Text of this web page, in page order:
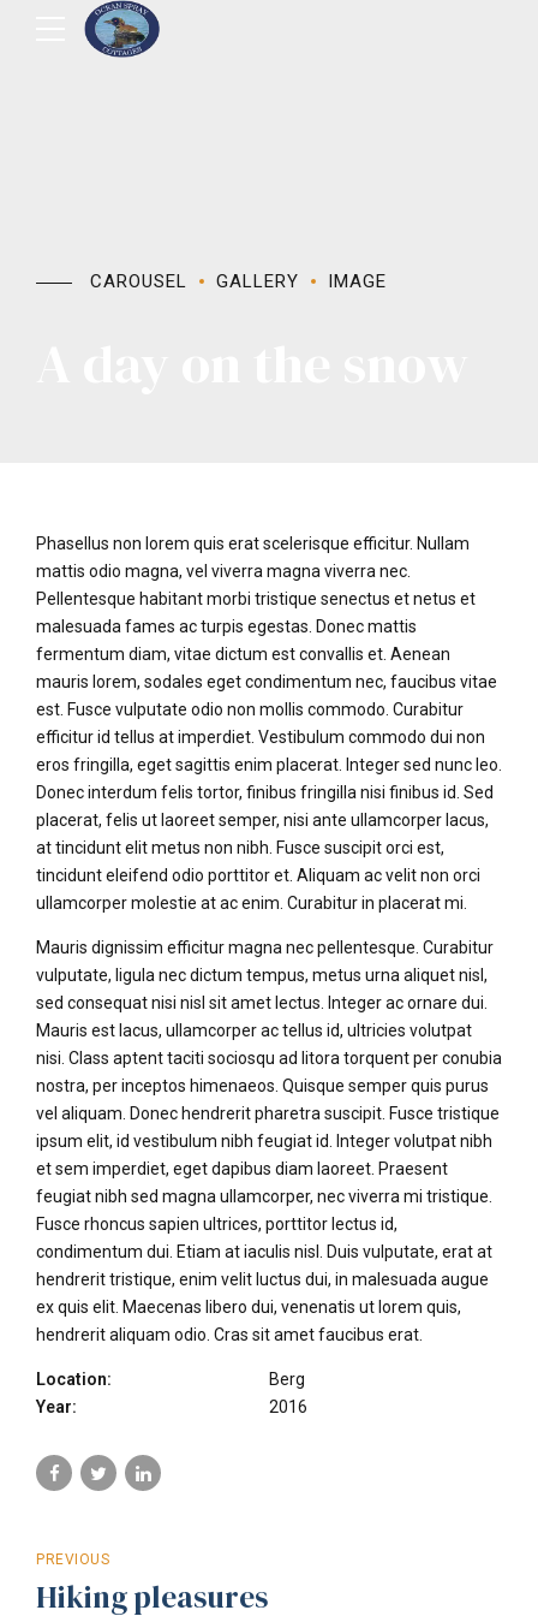
CAROUSEL GALLERY IMAGE
Phasellus non lorem quis erat scelerisque efficitur. Nullam
mattis odio magna, vel viverra magna viverra nec.
Pellentesque habitant morbi tristique senectus et netus et
malesuada fames ac turpis egestas. Donec mattis
fermentum diam, vitae dictum est convallis et. Aenean
mauris lorem, sodales eget condimentum nec, faucibus vitae
est. Fusce vulputate odio non mollis commodo. Curabitur
efficitur id tellus at imperdiet. Vestibulum commodo dui non
eros fringilla, eget sagittis enim placerat. Integer sed nunc leo.
Donec interdum felis tortor, finibus fringilla nisi finibus id. Sed
placerat, felis ut laoreet semper, nisi ante ullamcorper lacus,
at tincidunt elit metus non nibh. Fusce suscipit orci est,
tincidunt eleifend odio porttitor et. Aliquam ac velit non orci
ullamcorper molestie at ac enim. Curabitur in placerat mi.
Mauris dignissim efficitur magna nec pellentesque. Curabitur
vulputate, ligula nec dictum tempus, metus urna aliquet nisl,
sed consequat nisi nisl sit amet lectus. Integer ac ornare dui.
Mauris est lacus, ullamcorper ac tellus id, ultricies volutpat
nisi. Class aptent taciti sociosqu ad litora torquent per conubia
nostra, per inceptos himenaeos. Quisque semper quis purus
vel aliquam. Donec hendrerit pharetra suscipit. Fusce tristique
ipsum elit, id vestibulum nibh feugiat id. Integer volutpat nibh
et sem imperdiet, eget dapibus diam laoreet. Praesent
feugiat nibh sed magna ullamcorper, nec viverra mi tristique.
Fusce rhoncus sapien ultrices, porttitor lectus id,
condimentum dui. Etiam at iaculis nisl. Duis vulputate, erat at
hendrerit tristique, enim velit luctus dui, in malesuada augue
ex quis elit. Maecenas libero dui, venenatis ut lorem quis,
hendrerit aliquam odio. Cras sit amet faucibus erat.
Location:
Berg
Year:
2016
PREVIOUS
Hiking pleasures